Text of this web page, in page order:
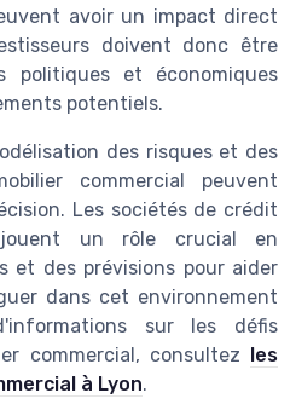
avoir un impact direct
doivent donc être
politiques et économiques
potentiels.
des risques et des
commercial peuvent
Les sociétés de crédit
jouent un rôle crucial en
et des prévisions pour aider
dans cet environnement
sur les défis
commercial, consultez les
à Lyon.